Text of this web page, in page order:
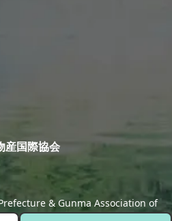
産国際協会
& Gunma Association of